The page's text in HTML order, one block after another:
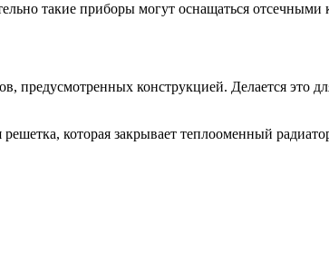
такие приборы могут оснащаться отсечными
конструкцией. Делается это
которая закрывает теплооменный